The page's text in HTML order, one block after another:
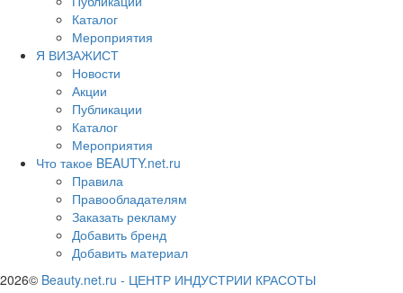
Каталог
Мероприятия
Я ВИЗАЖИСТ
Новости
Акции
Публикации
Каталог
Мероприятия
Что такое BEAUTY.net.ru
Правила
Правообладателям
Заказать рекламу
Добавить бренд
Добавить материал
2026© Beauty.net.ru - ЦЕНТР ИНДУСТРИИ КРАСОТЫ